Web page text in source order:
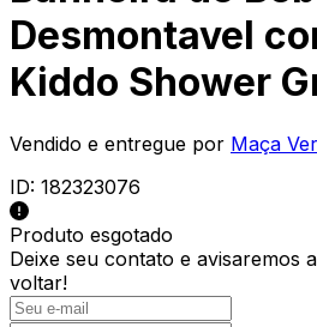
Desmontavel
Kiddo Shower
Vendido e entregue por Maça
ID: 182323076
Produto esgotado
Deixe seu contato e avisaremos
voltar!